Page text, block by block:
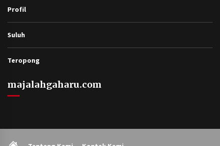
Profil
Suluh
Teropong
majalahgaharu.com